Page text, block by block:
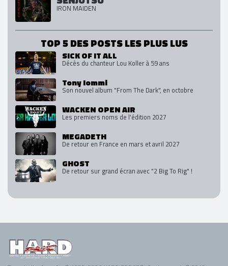
IRON MAIDEN
TOP 5 DES POSTS LES PLUS LUS
SICK OF IT ALL
Décès du chanteur Lou Koller à 59 ans
Tony Iommi
Son nouvel album "From The Dark", en octobre
WACKEN OPEN AIR
Les premiers noms de l'édition 2027
MEGADETH
De retour en France en mars et avril 2027
GHOST
De retour sur grand écran avec "2 Big To Rig" !